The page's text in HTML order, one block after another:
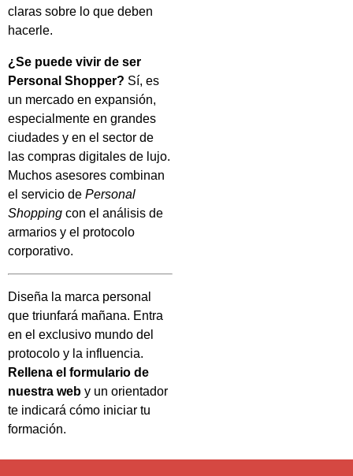
claras sobre lo que deben
hacerle.
¿Se puede vivir de ser
Personal Shopper? Sí, es
un mercado en expansión,
especialmente en grandes
ciudades y en el sector de
las compras digitales de lujo.
Muchos asesores combinan
el servicio de Personal
Shopping con el análisis de
armarios y el protocolo
corporativo.
Diseña la marca personal
que triunfará mañana. Entra
en el exclusivo mundo del
protocolo y la influencia.
Rellena el formulario de
nuestra web y un orientador
te indicará cómo iniciar tu
formación.